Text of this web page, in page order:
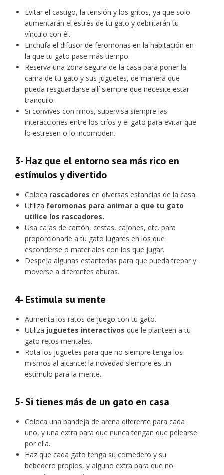
Evitar el castigo, la tensión y los gritos, ya que solo
aumentarán el estrés de tu gato y debilitarán tu
vínculo con él.
Enchufa el difusor de feromonas en la habitación en
la que tu gato pase más tiempo.
Reserva una zona segura de la casa para poner la
cama de tu gato y sus juguetes, de manera que
pueda resguardarse allí siempre que necesite estar
tranquilo.
Si convives con niños, supervisa siempre las
interacciones entre los críos y el gato para evitar que
lo estresen o lo incomoden.
3- Haz que el entorno sea más rico en
estímulos y divertido
Coloca rascadores en diversas estancias de la casa.
Utiliza feromonas para animar a que tu gato
utilice los rascadores.
Usa cajas de cartón, cestas, cajones, etc. para
proporcionarle a tu gato lugares en los que
esconderse o materiales con los que jugar.
Despeja algunas estanterías para que pueda trepar y
moverse a diferentes alturas.
4- Estimula su mente
Aumenta los ratos de juego con tu gato.
Utiliza juguetes interactivos que le planteen a tu
gato retos mentales.
Rota los juguetes para que no siempre tenga los
mismos al alcance: la novedad siempre es un
estímulo para la mente.
5- Si tienes más de un gato en casa
Coloca una bandeja de arena diferente para cada
uno, y una extra para que nunca tengan que pelearse
por ella.
Haz que cada gato tenga su comedero y su
bebedero propios, y alguno extra para que no